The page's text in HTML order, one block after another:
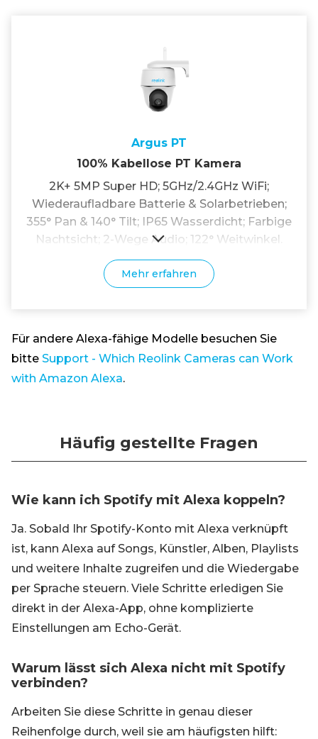
Argus PT
100% Kabellose PT Kamera
2K+ 5MP Super HD; 5GHz/2.4GHz WiFi;
Wiederaufladbare Batterie & Solarbetrieben;
355° Pan & 140° Tilt; IP65 Wasserdicht; Farbige
Nachtsicht; 2-Wege Audio; 122° Weitwinkel.
Mehr erfahren
Für andere Alexa-fähige Modelle besuchen Sie
bitte Support - Which Reolink Cameras can Work
with Amazon Alexa.
Häufig gestellte Fragen
Wie kann ich Spotify mit Alexa koppeln?
Ja. Sobald Ihr Spotify-Konto mit Alexa verknüpft
ist, kann Alexa auf Songs, Künstler, Alben, Playlists
und weitere Inhalte zugreifen und die Wiedergabe
per Sprache steuern. Viele Schritte erledigen Sie
direkt in der Alexa-App, ohne komplizierte
Einstellungen am Echo-Gerät.
Warum lässt sich Alexa nicht mit Spotify
verbinden?
Arbeiten Sie diese Schritte in genau dieser
Reihenfolge durch, weil sie am häufigsten hilft: